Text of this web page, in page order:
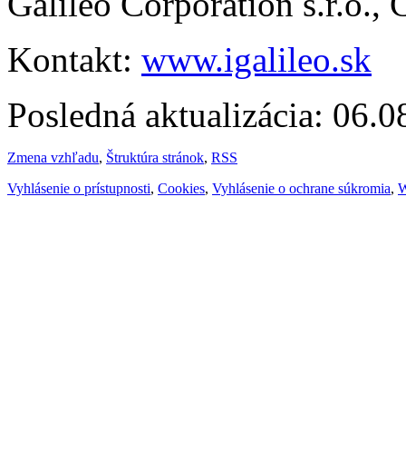
Kontakt: www.igalileo.sk
Posledná aktualizácia:
Zmena vzhľadu, Štruktúra stránok, RSS
Vyhlásenie o prístupnosti, Cookies, Vyhlásenie o ochrane súkromia,